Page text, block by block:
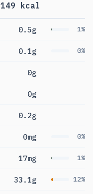
149 kcal
0.5g 1%
0.1g 0%
0g
0g
0.2g
0mg 0%
17mg 1%
33.1g 12%